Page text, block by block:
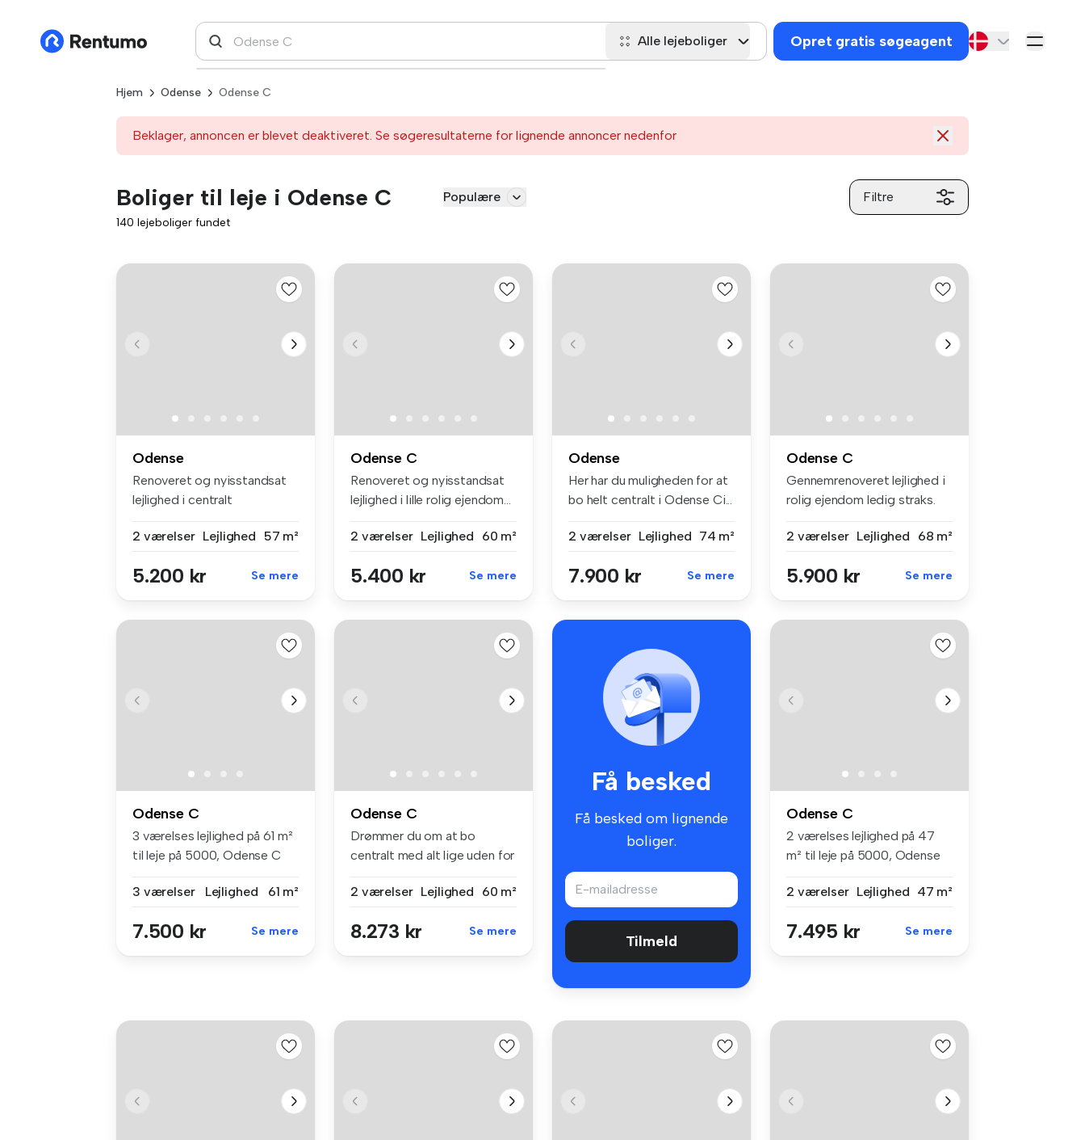
Alle lejeboliger Opret gratis søgeagent
Hjem Odense Odense C
Beklager, annoncen er blevet deaktiveret. Se søgeresultaterne for lignende annoncer nedenfor
Boliger til leje i Odense C Populære Filtre
140 lejeboliger fundet
Odense
Renoveret og nyisstandsat
lejlighed i centralt
2 værelser Lejlighed 57 m²
5.200 kr Se mere
Odense C
Renoveret og nyisstandsat
lejlighed i lille rolig ejendom...
2 værelser Lejlighed 60 m²
5.400 kr Se mere
Odense
Her har du muligheden for at
bo helt centralt i Odense Ci...
2 værelser Lejlighed 74 m²
7.900 kr Se mere
Odense C
Gennemrenoveret lejlighed i
rolig ejendom ledig straks.
2 værelser Lejlighed 68 m²
5.900 kr Se mere
Odense C
3 værelses lejlighed på 61 m²
til leje på 5000, Odense C
3 værelser Lejlighed 61 m²
7.500 kr Se mere
Odense C
Drømmer du om at bo
centralt med alt lige uden for
2 værelser Lejlighed 60 m²
8.273 kr Se mere
Få besked
Få besked om lignende
boliger.
Tilmeld
Odense C
2 værelses lejlighed på 47
m² til leje på 5000, Odense
2 værelser Lejlighed 47 m²
7.495 kr Se mere